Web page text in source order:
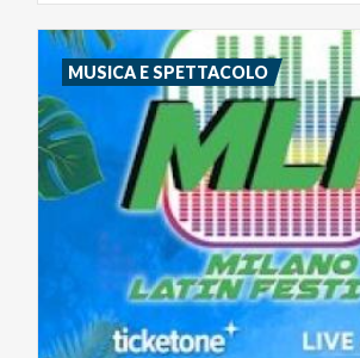
MUSICA E SPETTACOLO